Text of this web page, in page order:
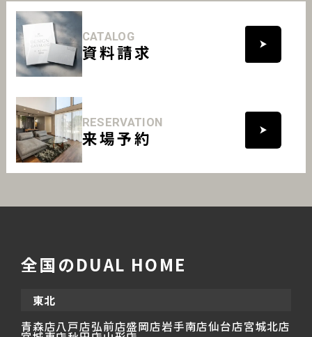
CATALOG
資料請求
RESERVATION
来場予約
全国のDUAL HOME
東北
青森店八戸店弘前店盛岡店岩手南店仙台店宮城北店